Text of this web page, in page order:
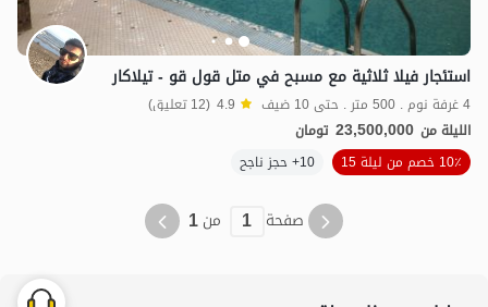
استئجار فيلا ثلاثية مع مسبح في متل قول قو - تيلاكار
4 غرفة نوم . 500 متر . حتى 10 ضيف 4.9 (12 تعليق)
الليلة من 23,500,000 تومان
10٪ خصم من ليلة 15
10+ حجز ناجح
صفحة 1 من1